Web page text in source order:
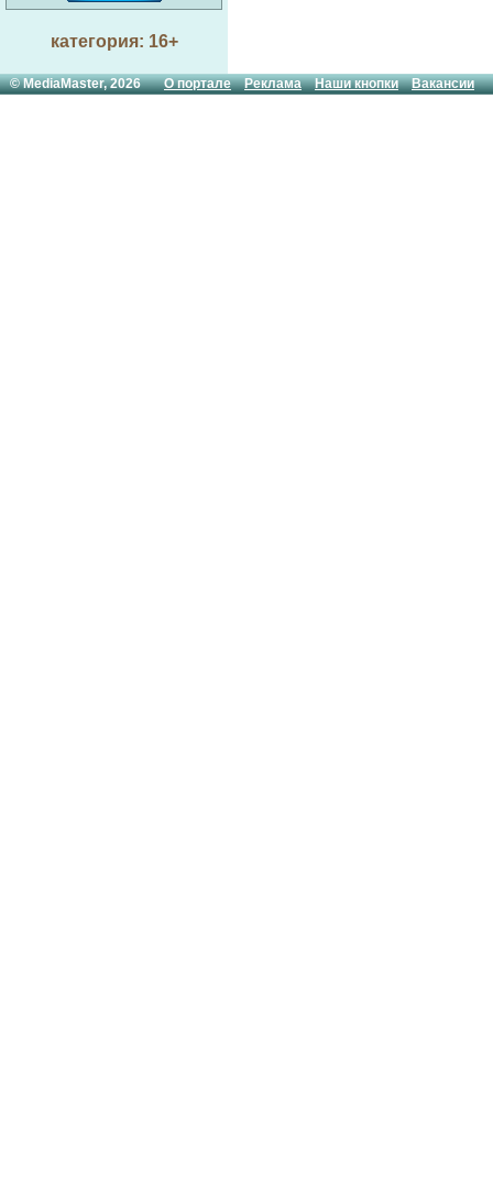
категория: 16+
© MediaMaster, 2026О портале Реклама Наши кнопки Вакансии